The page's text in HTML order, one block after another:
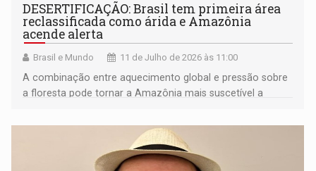
DESERTIFICAÇÃO: Brasil tem primeira área
reclassificada como árida e Amazônia
acende alerta
Brasil e Mundo 11 de Julho de 2026 às 11:00
A combinação entre aquecimento global e pressão sobre
a floresta pode tornar a Amazônia mais suscetível a